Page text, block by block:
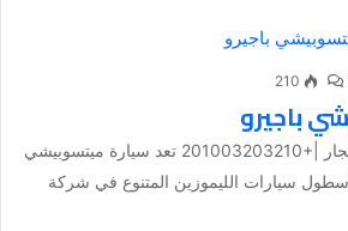
210
باجيرو
ميتسوبيشي باجيرو للإيجار |+201003203210 تعد سيارة ميتسوبيشي
سيارات الليموزين المتنوع في شركة